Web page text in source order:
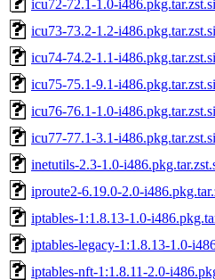
icu72-72.1-1.0-
icu73-73.2-1.2-
icu74-74.2-1.1-
icu75-75.1-9.1-
icu76-76.1-1.0-
icu77-77.1-3.1-
inetutils-2.3-1.0-
iproute2-6.19.0-2.0-
iptables-1:1.8.13-1.0-
iptables-legacy-1:1.8.13-1.0-
iptables-nft-1:1.8.11-2.0-